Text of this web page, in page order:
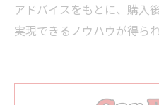
アドバイスをもとに、購入
実現できるノウハウが得られ